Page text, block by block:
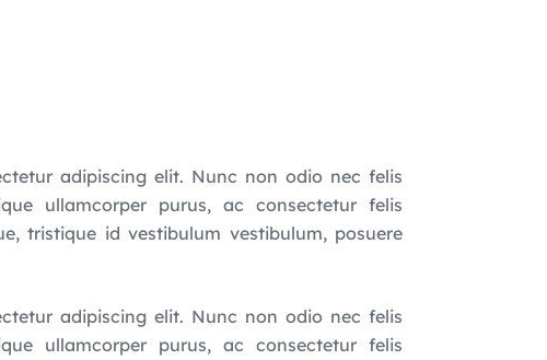
adipiscing elit. Nunc non odio nec felis
ullamcorper purus, ac consectetur felis
tristique id vestibulum vestibulum, posuere
adipiscing elit. Nunc non odio nec felis
ullamcorper purus, ac consectetur felis